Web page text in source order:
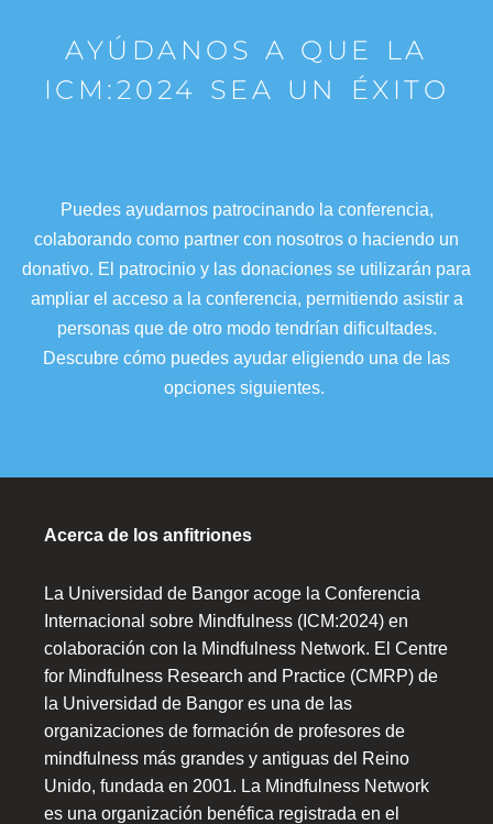
AYÚDANOS A QUE LA
ICM:2024 SEA UN ÉXITO
Puedes ayudarnos patrocinando la conferencia,
colaborando como partner con nosotros o haciendo un
donativo. El patrocinio y las donaciones se utilizarán para
ampliar el acceso a la conferencia, permitiendo asistir a
personas que de otro modo tendrían dificultades.
Descubre cómo puedes ayudar eligiendo una de las
opciones siguientes.
Acerca de los anfitriones
La Universidad de Bangor acoge la Conferencia
Internacional sobre Mindfulness (ICM:2024) en
colaboración con la Mindfulness Network. El Centre
for Mindfulness Research and Practice (CMRP) de
la Universidad de Bangor es una de las
organizaciones de formación de profesores de
mindfulness más grandes y antiguas del Reino
Unido, fundada en 2001. La Mindfulness Network
es una organización benéfica registrada en el